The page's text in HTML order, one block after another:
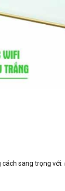
sang trọng